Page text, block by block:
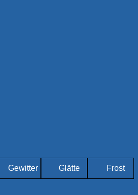
Gewitter Glätte Frost